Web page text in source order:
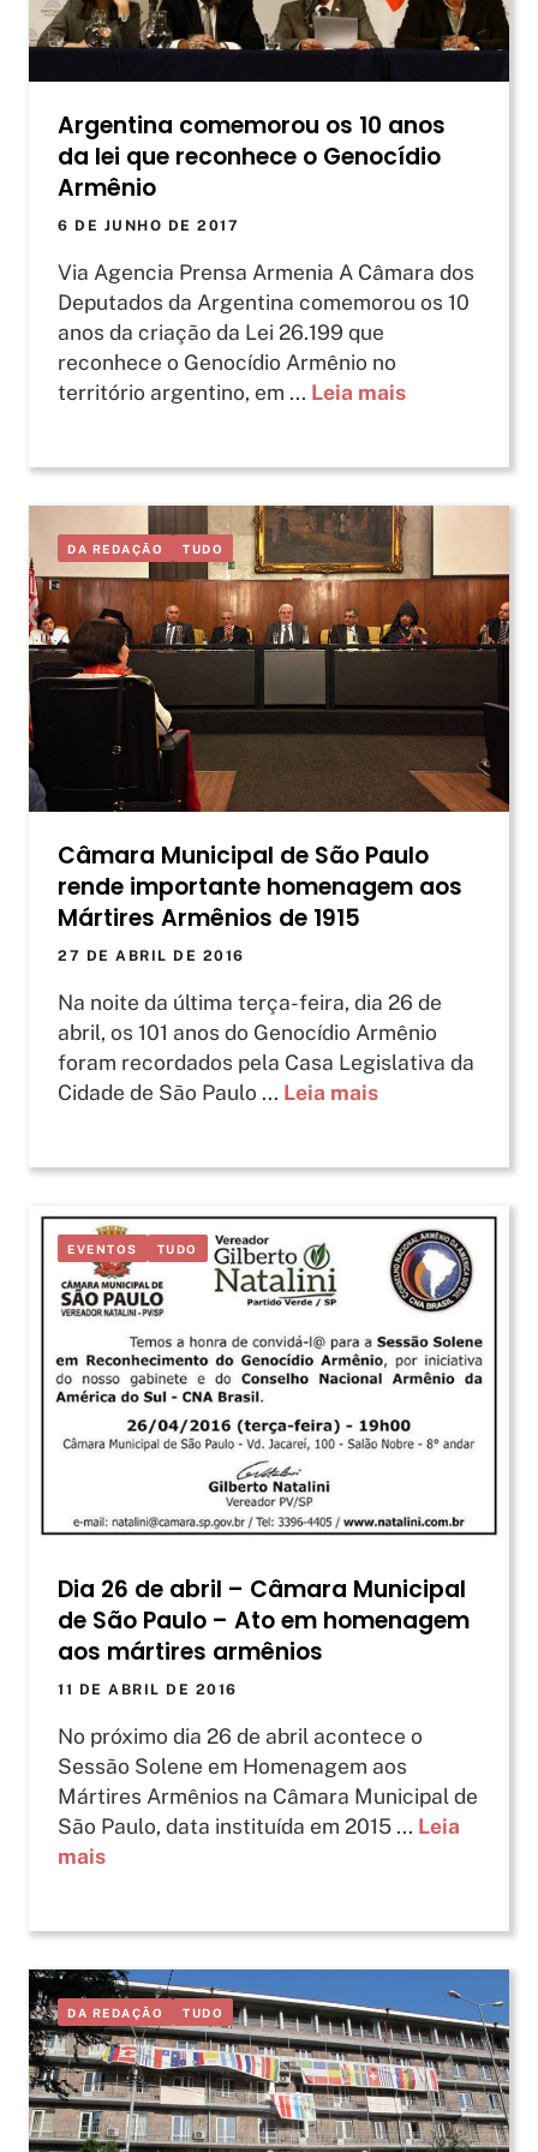
Argentina comemorou os 10 anos
da lei que reconhece o Genocídio
Armênio
6 DE JUNHO DE 2017
Via Agencia Prensa Armenia A Câmara dos
Deputados da Argentina comemorou os 10
anos da criação da Lei 26.199 que
reconhece o Genocídio Armênio no
território argentino, em ... Leia mais
DA REDAÇÃO TUDO
Câmara Municipal de São Paulo
rende importante homenagem aos
Mártires Armênios de 1915
27 DE ABRIL DE 2016
Na noite da última terça-feira, dia 26 de
abril, os 101 anos do Genocídio Armênio
foram recordados pela Casa Legislativa da
Cidade de São Paulo ... Leia mais
EVENTOS TUDO
Dia 26 de abril – Câmara Municipal
de São Paulo – Ato em homenagem
aos mártires armênios
11 DE ABRIL DE 2016
No próximo dia 26 de abril acontece o
Sessão Solene em Homenagem aos
Mártires Armênios na Câmara Municipal de
São Paulo, data instituída em 2015 ... Leia
mais
DA REDAÇÃO TUDO